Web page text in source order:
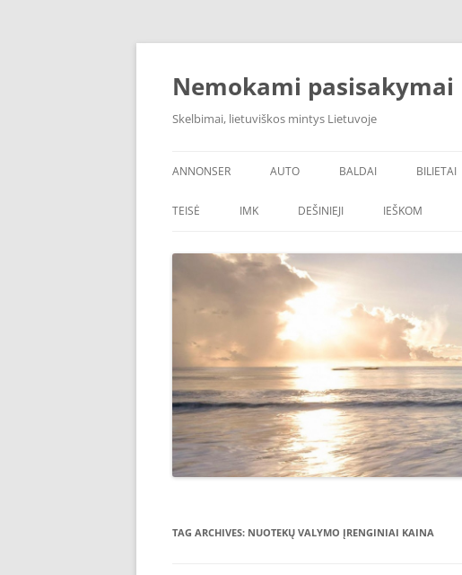
Skip
Nemokami pasisakymai
Skelbimai, lietuviškos mintys Lietuvoje
ANNONSER AUTO BALDAI BILIETAI
TEISĖ IMK DEŠINIEJI IEŠKOM
TAG ARCHIVES: NUOTEKŲ VALYMO ĮRENGINIAI KAINA